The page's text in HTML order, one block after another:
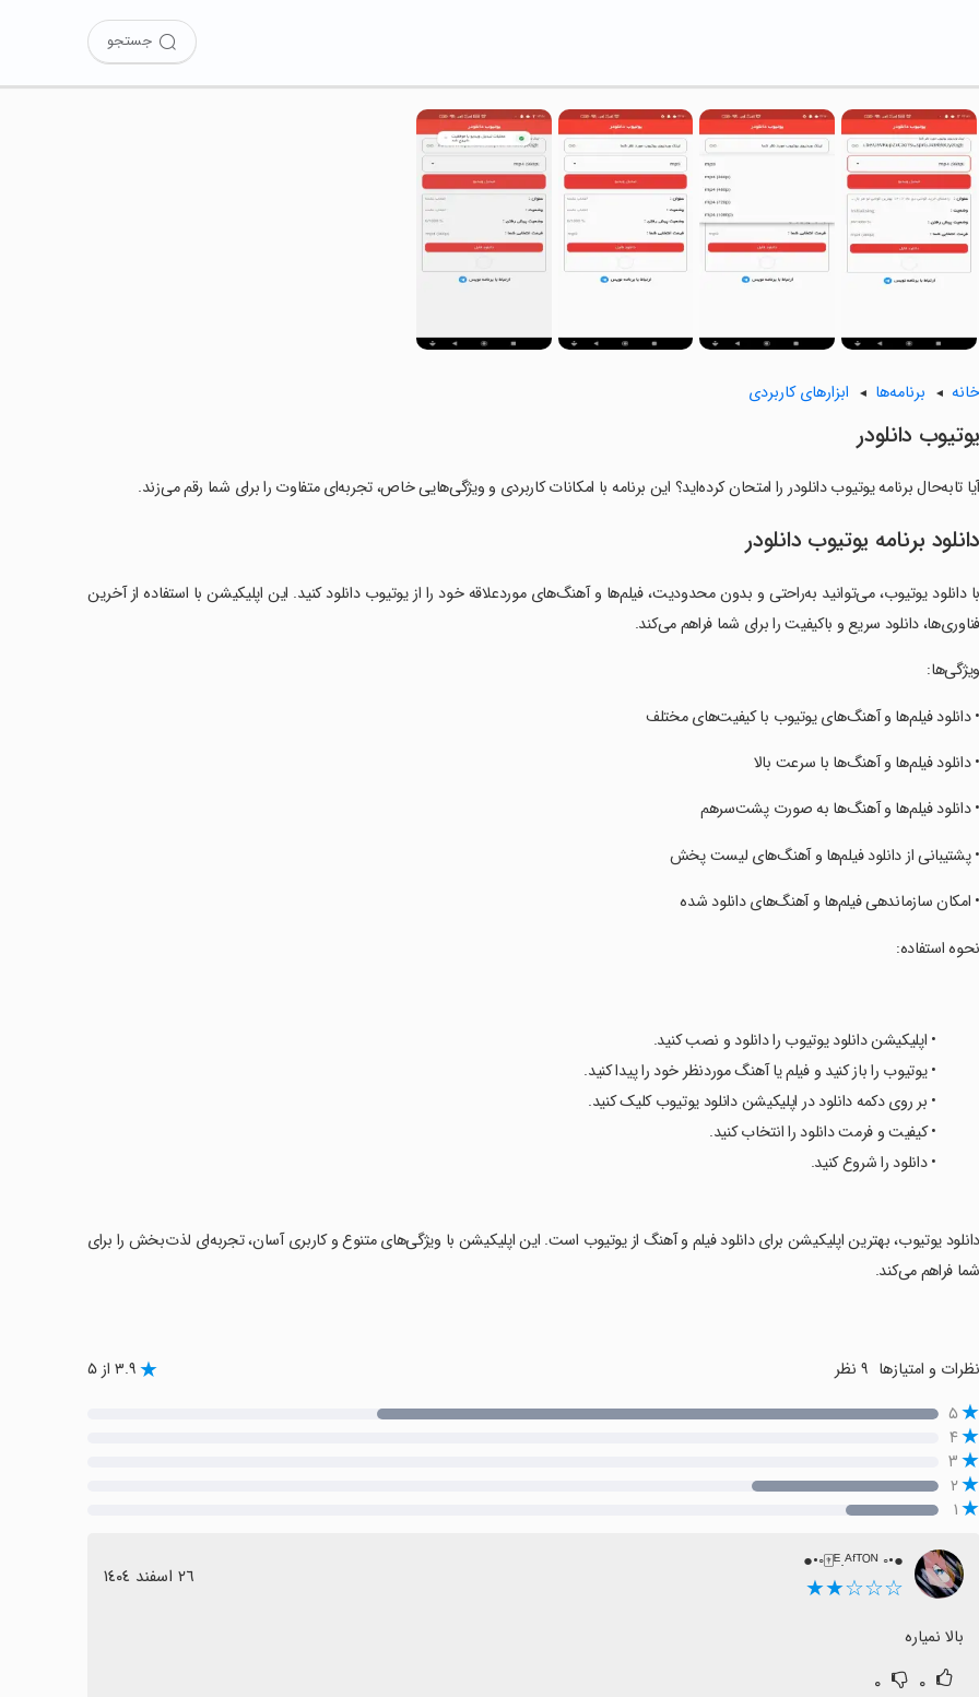
جستجو
خانه برنامه‌ها ابزارهای کاربردی
یوتیوب دانلودر
آیا تابه‌حال برنامه یوتیوب دانلودر را امتحان کرده‌اید؟ این برنامه با امکانات کاربردی و ویژگی‌هایی خاص، تجربه‌ای متفاوت را برای شما رقم می‌زند.
دانلود برنامه یوتیوب دانلودر
با دانلود یوتیوب، می‌توانید به‌راحتی و بدون محدودیت، فیلم‌ها و آهنگ‌های موردعلاقه خود را از یوتیوب دانلود کنید. این اپلیکیشن با استفاده از آخرین
فناوری‌ها، دانلود سریع و باکیفیت را برای شما فراهم می‌کند.
‏ویژگی‌ها:
‏• دانلود فیلم‌ها و آهنگ‌های یوتیوب با کیفیت‌های مختلف
‏• دانلود فیلم‌ها و آهنگ‌ها با سرعت بالا
‏• دانلود فیلم‌ها و آهنگ‌ها به صورت پشت‌سرهم
‏• پشتیبانی از دانلود فیلم‌ها و آهنگ‌های لیست پخش
‏• امکان سازماندهی فیلم‌ها و آهنگ‌های دانلود شده
‏نحوه استفاده:
• اپلیکیشن دانلود یوتیوب را دانلود و نصب کنید.
‏• یوتیوب را باز کنید و فیلم یا آهنگ موردنظر خود را پیدا کنید.
‏• بر روی دکمه دانلود در اپلیکیشن دانلود یوتیوب کلیک کنید.
‏• کیفیت و فرمت دانلود را انتخاب کنید.
‏• دانلود را شروع کنید.
دانلود یوتیوب، بهترین اپلیکیشن برای دانلود فیلم و آهنگ از یوتیوب است. این اپلیکیشن با ویژگی‌های متنوع و کاربری آسان، تجربه‌ای لذت‌بخش را برای
شما فراهم می‌کند.
نظرات و امتیازها ۳.۹ از ۵
۵
۴
۳
۲
۱
●•◦ ᴱ.ᴬᶠᵀᴼᴺ🀄◦•●
☆☆☆★★ ٢٦ اسفند ١٤٠٤
بالا نمیاره
۰ ۰